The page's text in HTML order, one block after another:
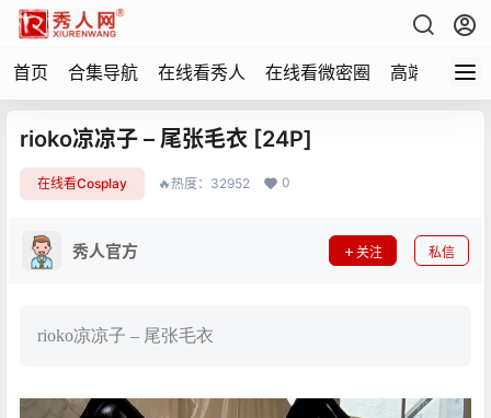
首页 合集导航 在线看秀人 在线看微密圈 高端写真
rioko凉凉子 – 尾张毛衣 [24P]
在线看Cosplay 🔥热度：32952 0
秀人官方 关注 私信
rioko凉凉子 – 尾张毛衣